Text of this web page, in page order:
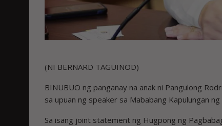
(NI BERNARD TAGUINOD)
BINUBUO ng panganay na anak ni Pangulong
sa upuan ng speaker sa Mababang Kapulungan
Sa isang joint statement ng Hugpong ng